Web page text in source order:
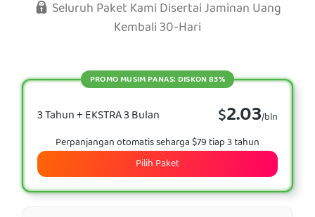
Seluruh Paket Kami Disertai Jaminan Uang
Kembali 30-Hari
3 Tahun + EKSTRA 3 Bulan $2.03/bln
PROMO MUSIM PANAS: DISKON 83%
Perpanjangan otomatis seharga $79 tiap 3 tahun
Pilih Paket